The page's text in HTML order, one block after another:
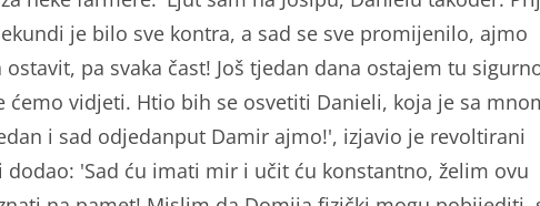
je bilo sve kontra, a sad se sve promijenilo, ajmo
ostavit, pa svaka čast! Još tjedan dana ostajem tu
ćemo vidjeti. Htio bih se osvetiti Danieli, koja je sa
i sad odjedanput Damir ajmo!', izjavio je revoltirani
dodao: 'Sad ću imati mir i učit ću konstantno, želim ovu